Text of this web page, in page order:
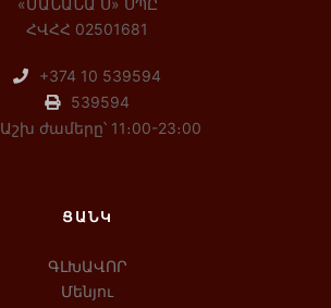
«ՄԱՆԱՆԱ Ս» ՍՊԸ
ՀՎՀՀ 02501681
+374 10 539594
539594
Աշխ ժամերը՝ 11։00-23։00
ՑԱՆԿ
ԳԼԽԱՎՈՐ
Մենյու